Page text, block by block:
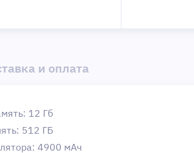
и оплата
12 Гб
512 ГБ
4900 мAч